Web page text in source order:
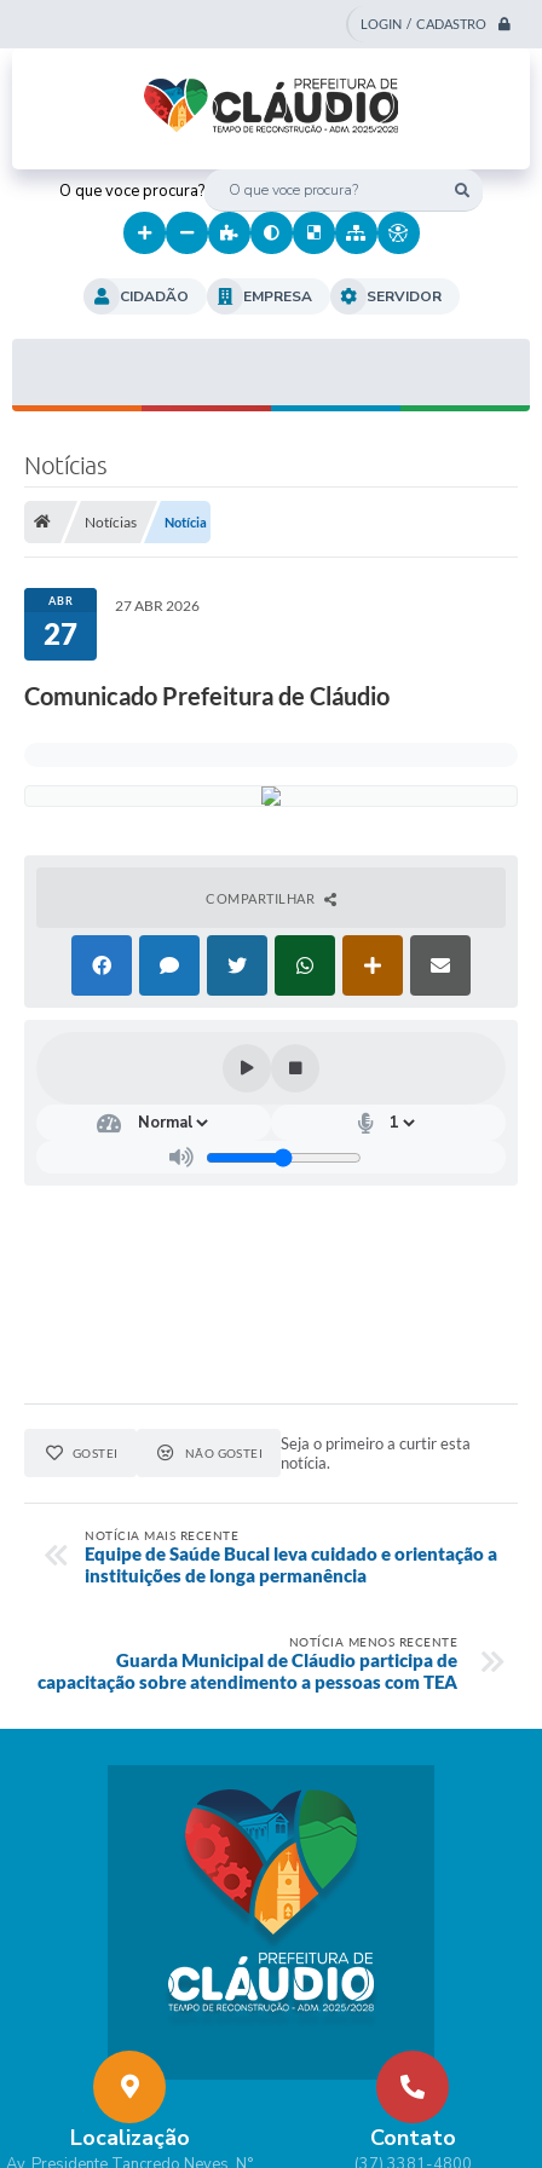
LOGIN / CADASTRO
O que voce procura?
CIDADÃO EMPRESA SERVIDOR
Notícias
Notícias Notícia
ABR
27
27 ABR 2026
Comunicado Prefeitura de Cláudio
COMPARTILHAR
GOSTEI NÃO GOSTEI
Seja o primeiro a curtir esta
notícia.
NOTÍCIA MAIS RECENTE
Equipe de Saúde Bucal leva cuidado e orientação a
instituições de longa permanência
NOTÍCIA MENOS RECENTE
Guarda Municipal de Cláudio participa de
capacitação sobre atendimento a pessoas com TEA
Localização Contato